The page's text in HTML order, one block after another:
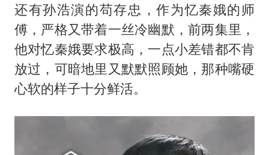
还有孙浩演的苟存忠，作为忆秦娥的师
傅，严格又带着一丝冷幽默，前两集里，
他对忆秦娥要求极高，一点小差错都不肯
放过，可暗地里又默默照顾她，那种嘴硬
心软的样子十分鲜活。